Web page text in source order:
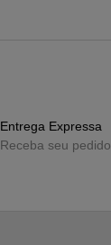
Entrega Expressa
Receba seu